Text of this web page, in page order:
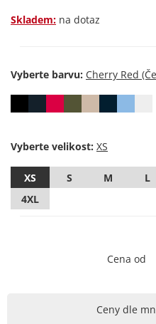
Skladem: na dotaz
Vyberte barvu:
Vyberte velikost:
XS S M L
4XL
Cena od
Ceny dle